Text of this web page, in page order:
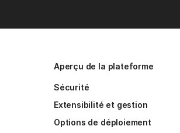
Aperçu de la plateforme
Sécurité
Extensibilité et gestion
Options de déploiement